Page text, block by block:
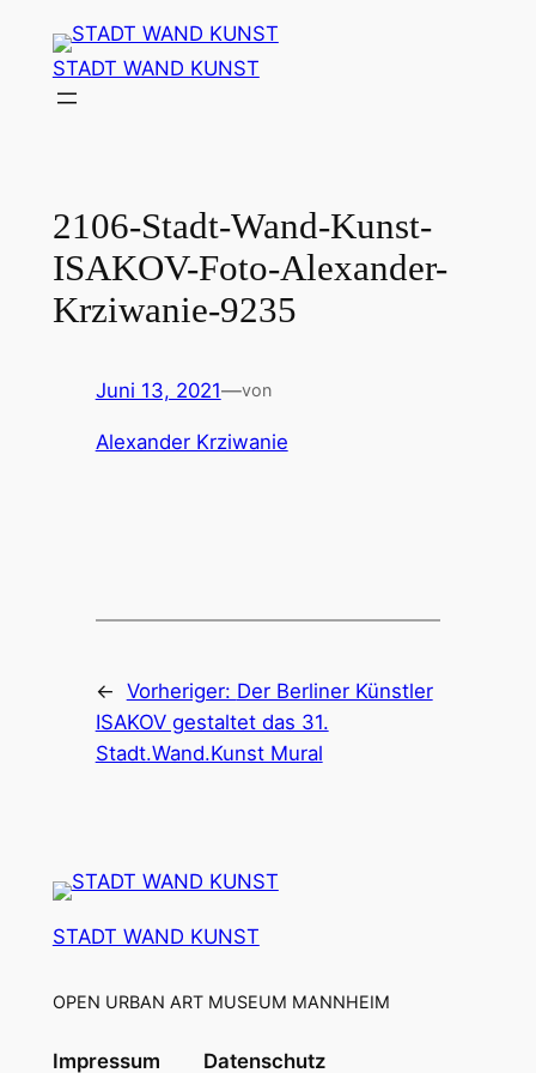
Inhalt
springen
STADT WAND KUNST
2106-Stadt-Wand-Kunst-
ISAKOV-Foto-Alexander-
Krziwanie-9235
Juni 13, 2021—von
Alexander Krziwanie
← Vorheriger: Der Berliner Künstler
ISAKOV gestaltet das 31.
Stadt.Wand.Kunst Mural
STADT WAND KUNST
OPEN URBAN ART MUSEUM MANNHEIM
Impressum Datenschutz